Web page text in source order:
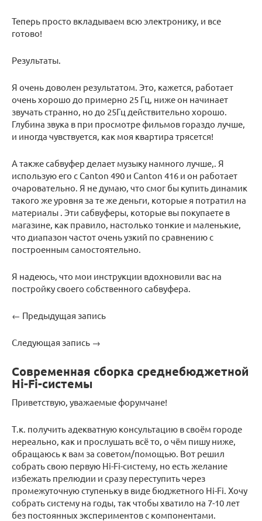
Теперь просто вкладываем всю электронику, и все
готово!
Результаты.
Я очень доволен результатом. Это, кажется, работает
очень хорошо до примерно 25 Гц, ниже он начинает
звучать странно, но до 25Гц действительно хорошо.
Глубина звука в при просмотре фильмов гораздо лучше,
и иногда чувствуется, как моя квартира трясется!
А также сабвуфер делает музыку намного лучше,. Я
использую его с Canton 490 и Canton 416 и он работает
очаровательно. Я не думаю, что смог бы купить динамик
такого же уровня за те же деньги, которые я потратил на
материалы . Эти сабвуферы, которые вы покупаете в
магазине, как правило, настолько тонкие и маленькие,
что диапазон частот очень узкий по сравнению с
построенным самостоятельно.
Я надеюсь, что мои инструкции вдохновили вас на
постройку своего собственного сабвуфера.
← Предыдущая запись
Следующая запись →
Современная сборка среднебюджетной
Hi-Fi-системы
Приветствую, уважаемые форумчане!
Т.к. получить адекватную консультацию в своём городе
нереально, как и прослушать всё то, о чём пишу ниже,
обращаюсь к вам за советом/помощью. Вот решил
собрать свою первую Hi-Fi-систему, но есть желание
избежать прелюдии и сразу переступить через
промежуточную ступеньку в виде бюджетного Hi-Fi. Хочу
собрать систему на годы, так чтобы хватило на 7-10 лет
без постоянных экспериментов с компонентами.